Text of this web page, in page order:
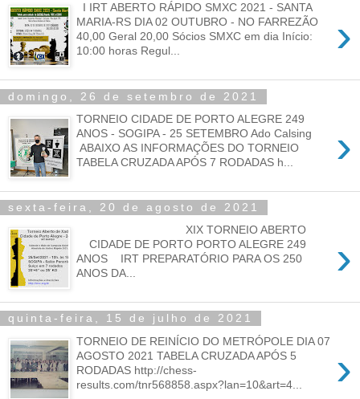
›
I IRT ABERTO RÁPIDO SMXC 2021 - SANTA
MARIA-RS DIA 02 OUTUBRO - NO FARREZÃO
40,00 Geral 20,00 Sócios SMXC em dia Início:
10:00 horas Regul...
domingo, 26 de setembro de 2021
›
TORNEIO CIDADE DE PORTO ALEGRE 249
ANOS - SOGIPA - 25 SETEMBRO Ado Calsing
ABAIXO AS INFORMAÇÕES DO TORNEIO
TABELA CRUZADA APÓS 7 RODADAS h...
sexta-feira, 20 de agosto de 2021
›
XIX TORNEIO ABERTO
CIDADE DE PORTO PORTO ALEGRE 249
ANOS IRT PREPARATÓRIO PARA OS 250
ANOS DA...
quinta-feira, 15 de julho de 2021
›
TORNEIO DE REINÍCIO DO METRÓPOLE DIA 07
AGOSTO 2021 TABELA CRUZADA APÓS 5
RODADAS http://chess-
results.com/tnr568858.aspx?lan=10&art=4...